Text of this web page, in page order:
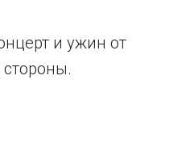
и ужин от